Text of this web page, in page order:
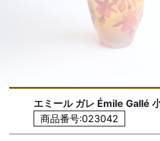
エミール ガレ Émile Gallé
商品番号:023042